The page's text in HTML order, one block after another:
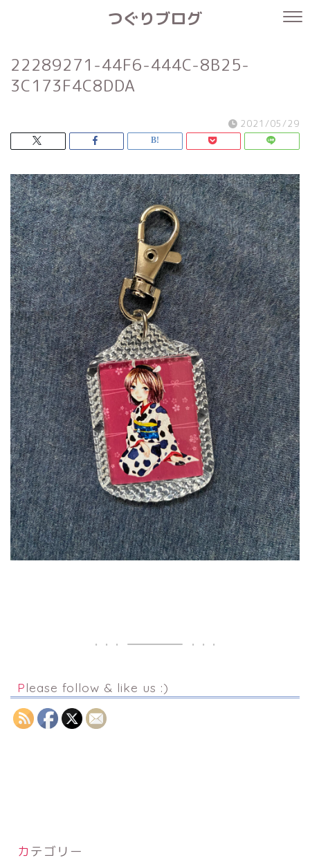
つぐりブログ
22289271-44F6-444C-8B25-
3C173F4C8DDA
2021/05/29
Please follow & like us :)
カテゴリー